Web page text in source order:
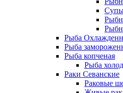
Рыба
Рыба
Рыба копченая
Рыба
Раки Севанские
Раковые